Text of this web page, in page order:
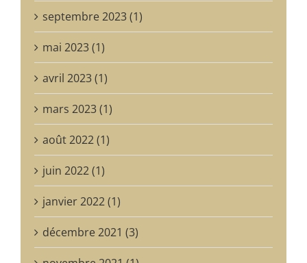
septembre 2023 (1)
mai 2023 (1)
avril 2023 (1)
mars 2023 (1)
août 2022 (1)
juin 2022 (1)
janvier 2022 (1)
décembre 2021 (3)